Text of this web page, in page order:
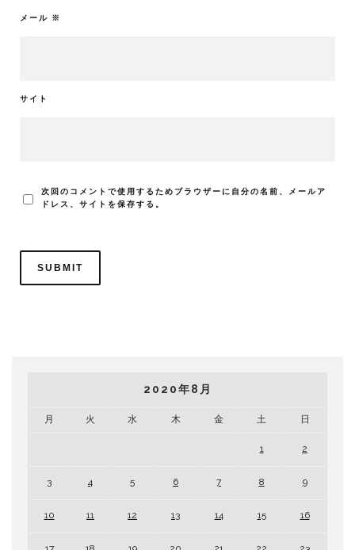
メール ※
サイト
次回のコメントで使用するためブラウザーに自分の名前、メールア
ドレス、サイトを保存する。
2020年8月
月 火 水 木 金 土 日
1 2
3 4 5 6 7 8 9
10 11 12 13 14 15 16